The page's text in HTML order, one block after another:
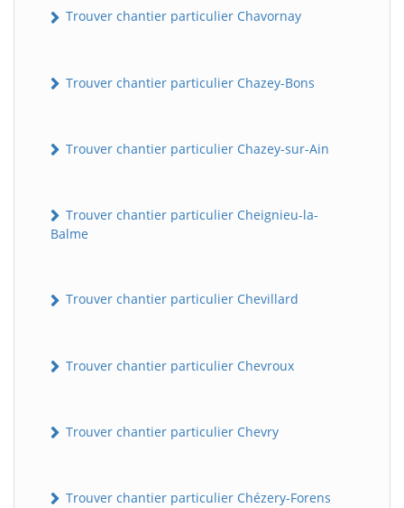
Trouver chantier particulier Chavornay
Trouver chantier particulier Chazey-Bons
Trouver chantier particulier Chazey-sur-Ain
Trouver chantier particulier Cheignieu-la-
Balme
Trouver chantier particulier Chevillard
Trouver chantier particulier Chevroux
Trouver chantier particulier Chevry
Trouver chantier particulier Chézery-Forens